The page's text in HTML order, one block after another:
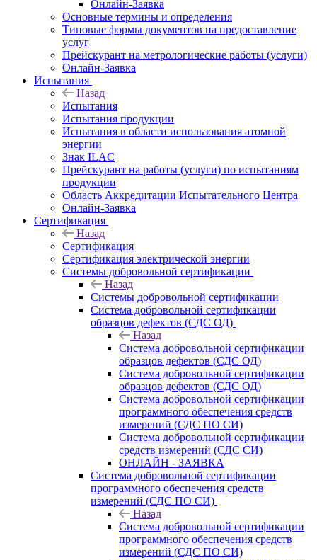
Онлайн-Заявка
Основные термины и определения
Типовые формы документов на предоставление
услуг
Прейскурант на метрологические работы (услуги)
Онлайн-Заявка
Испытания
Назад
Испытания
Испытания продукции
Испытания в области использования атомной
энергии
Знак ILAC
Прейскурант на работы (услуги) по испытаниям
продукции
Область Аккредитации Испытательного Центра
Онлайн-Заявка
Сертификация
Назад
Сертификация
Сертификация электрической энергии
Системы добровольной сертификации
Назад
Системы добровольной сертификации
Система добровольной сертификации
образцов дефектов (СДС ОД)
Назад
Система добровольной сертификации
образцов дефектов (СДС ОД)
Система добровольной сертификации
образцов дефектов (СДС ОД)
Система добровольной сертификации
программного обеспечения средств
измерений (СДС ПО СИ)
Система добровольной сертификации
средств измерений (СДС СИ)
ОНЛАЙН - ЗАЯВКА
Система добровольной сертификации
программного обеспечения средств
измерений (СДС ПО СИ)
Назад
Система добровольной сертификации
программного обеспечения средств
измерений (СДС ПО СИ)